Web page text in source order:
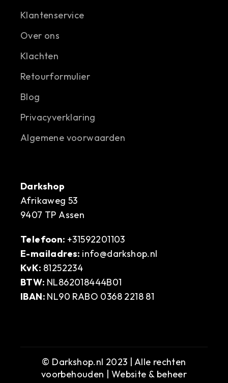
Klantenservice
Over ons
Klachten
Retourformulier
Blog
Privacyverklaring
Algemene voorwaarden
Darkshop
Afrikaweg 53
9407 TP Assen
Telefoon: +31592201103
E-mailadres: info@darkshop.nl
KvK: 81252234
BTW: NL862018444B01
IBAN: NL90 RABO 0368 2218 81
© Darkshop.nl 2023 | Alle rechten
voorbehouden | Website & beheer